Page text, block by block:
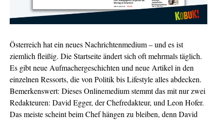
Österreich hat ein neues Nachrichtenmedium – und es ist
ziemlich fleißig. Die Startseite ändert sich oft mehrmals täglich.
Es gibt neue Aufmachergeschichten und neue Artikel in den
einzelnen Ressorts, die von Politik bis Lifestyle alles abdecken.
Bemerkenswert: Dieses Onlinemedium stemmt das mit nur zwei
Redakteuren: David Egger, der Chefredakteur, und Leon Hofer.
Das meiste scheint beim Chef hängen zu bleiben, denn David